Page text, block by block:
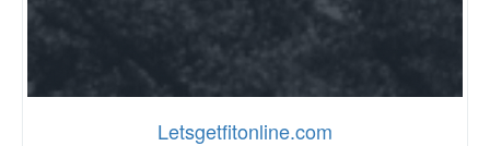
Letsgetfitonline.com